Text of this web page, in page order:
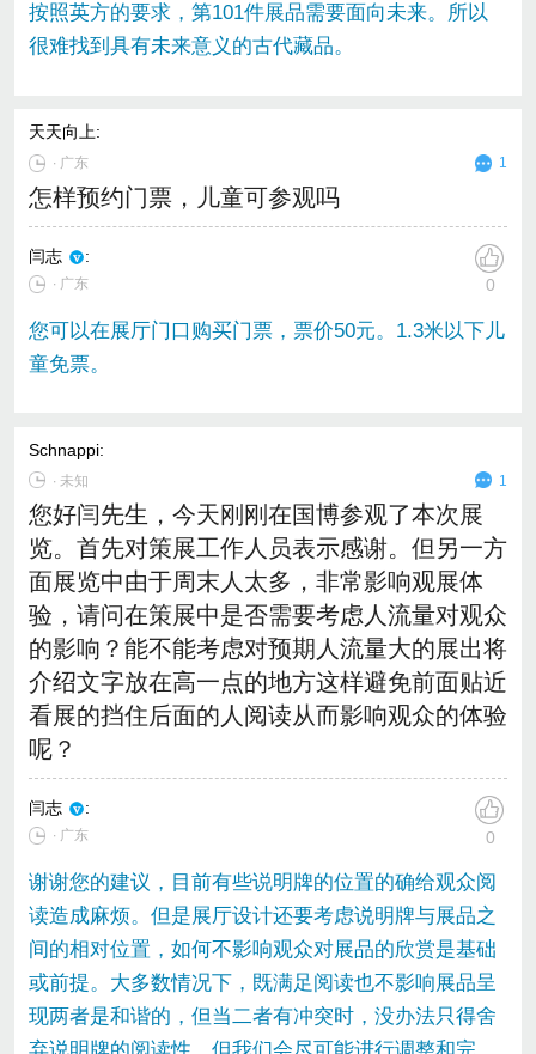
按照英方的要求，第101件展品需要面向未来。所以
很难找到具有未来意义的古代藏品。
天天向上:
∙ 广东 1
怎样预约门票，儿童可参观吗
闫志 :
∙ 广东 0
您可以在展厅门口购买门票，票价50元。1.3米以下儿
童免票。
Schnappi:
∙ 未知 1
您好闫先生，今天刚刚在国博参观了本次展
览。首先对策展工作人员表示感谢。但另一方
面展览中由于周末人太多，非常影响观展体
验，请问在策展中是否需要考虑人流量对观众
的影响？能不能考虑对预期人流量大的展出将
介绍文字放在高一点的地方这样避免前面贴近
看展的挡住后面的人阅读从而影响观众的体验
呢？
闫志 :
∙ 广东 0
谢谢您的建议，目前有些说明牌的位置的确给观众阅
读造成麻烦。但是展厅设计还要考虑说明牌与展品之
间的相对位置，如何不影响观众对展品的欣赏是基础
或前提。大多数情况下，既满足阅读也不影响展品呈
现两者是和谐的，但当二者有冲突时，没办法只得舍